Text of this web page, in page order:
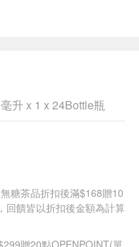
升 x 1 x 24Bottle瓶
糖茶品折扣後滿$168贈10
回饋皆以折扣後金額為計算
贈20點OPENPOINT(單